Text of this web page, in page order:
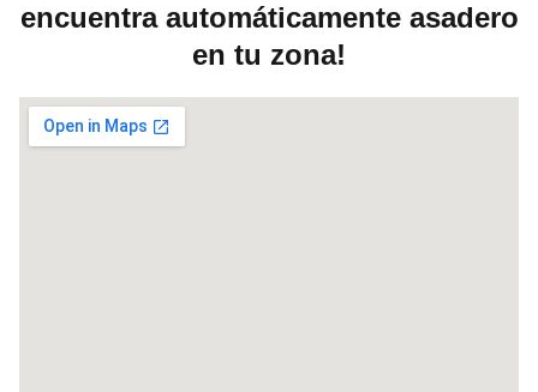
encuentra automáticamente asadero
en tu zona!